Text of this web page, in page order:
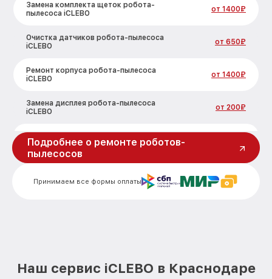
Замена комплекта щеток робота-
пылесоса iCLEBO
от 1400₽
Очистка датчиков робота-пылесоса
iCLEBO
от 650₽
Ремонт корпуса робота-пылесоса
iCLEBO
от 1400₽
Замена дисплея робота-пылесоса
iCLEBO
от 200₽
Замена шнура робота-пылесоса iCLEBO
от 1400₽
Принимаем все формы оплаты
Подробнее о ремонте роботов-
пылесосов
Наш сервис iCLEBO в Краснодаре